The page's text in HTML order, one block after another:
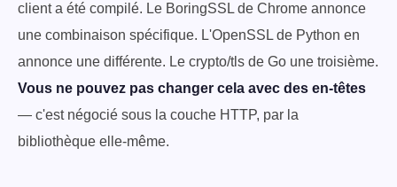
client a été compilé. Le BoringSSL de Chrome annonce
une combinaison spécifique. L'OpenSSL de Python en
annonce une différente. Le crypto/tls de Go une troisième.
Vous ne pouvez pas changer cela avec des en-têtes
— c'est négocié sous la couche HTTP, par la
bibliothèque elle-même.